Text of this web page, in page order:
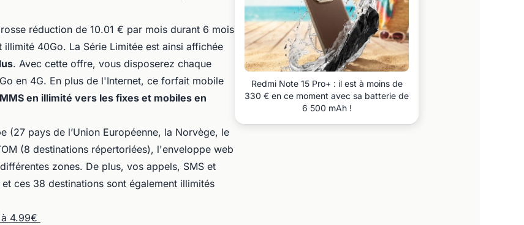
réduction de 10.01 € par mois durant 6 mois
40Go. La Série Limitée est ainsi affichée
. Avec cette offre, vous disposerez chaque
en 4G. En plus de l'Internet, ce forfait mobile
en illimité vers les fixes et mobiles en
(27 pays de l’Union Européenne, la Norvège, le
(8 destinations répertoriées), l'enveloppe web
zones. De plus, vos appels, SMS et
ces 38 destinations sont également illimités
4.99€
Redmi Note 15 Pro+ : il est à moins de
330 € en ce moment avec sa batterie de
6 500 mAh !